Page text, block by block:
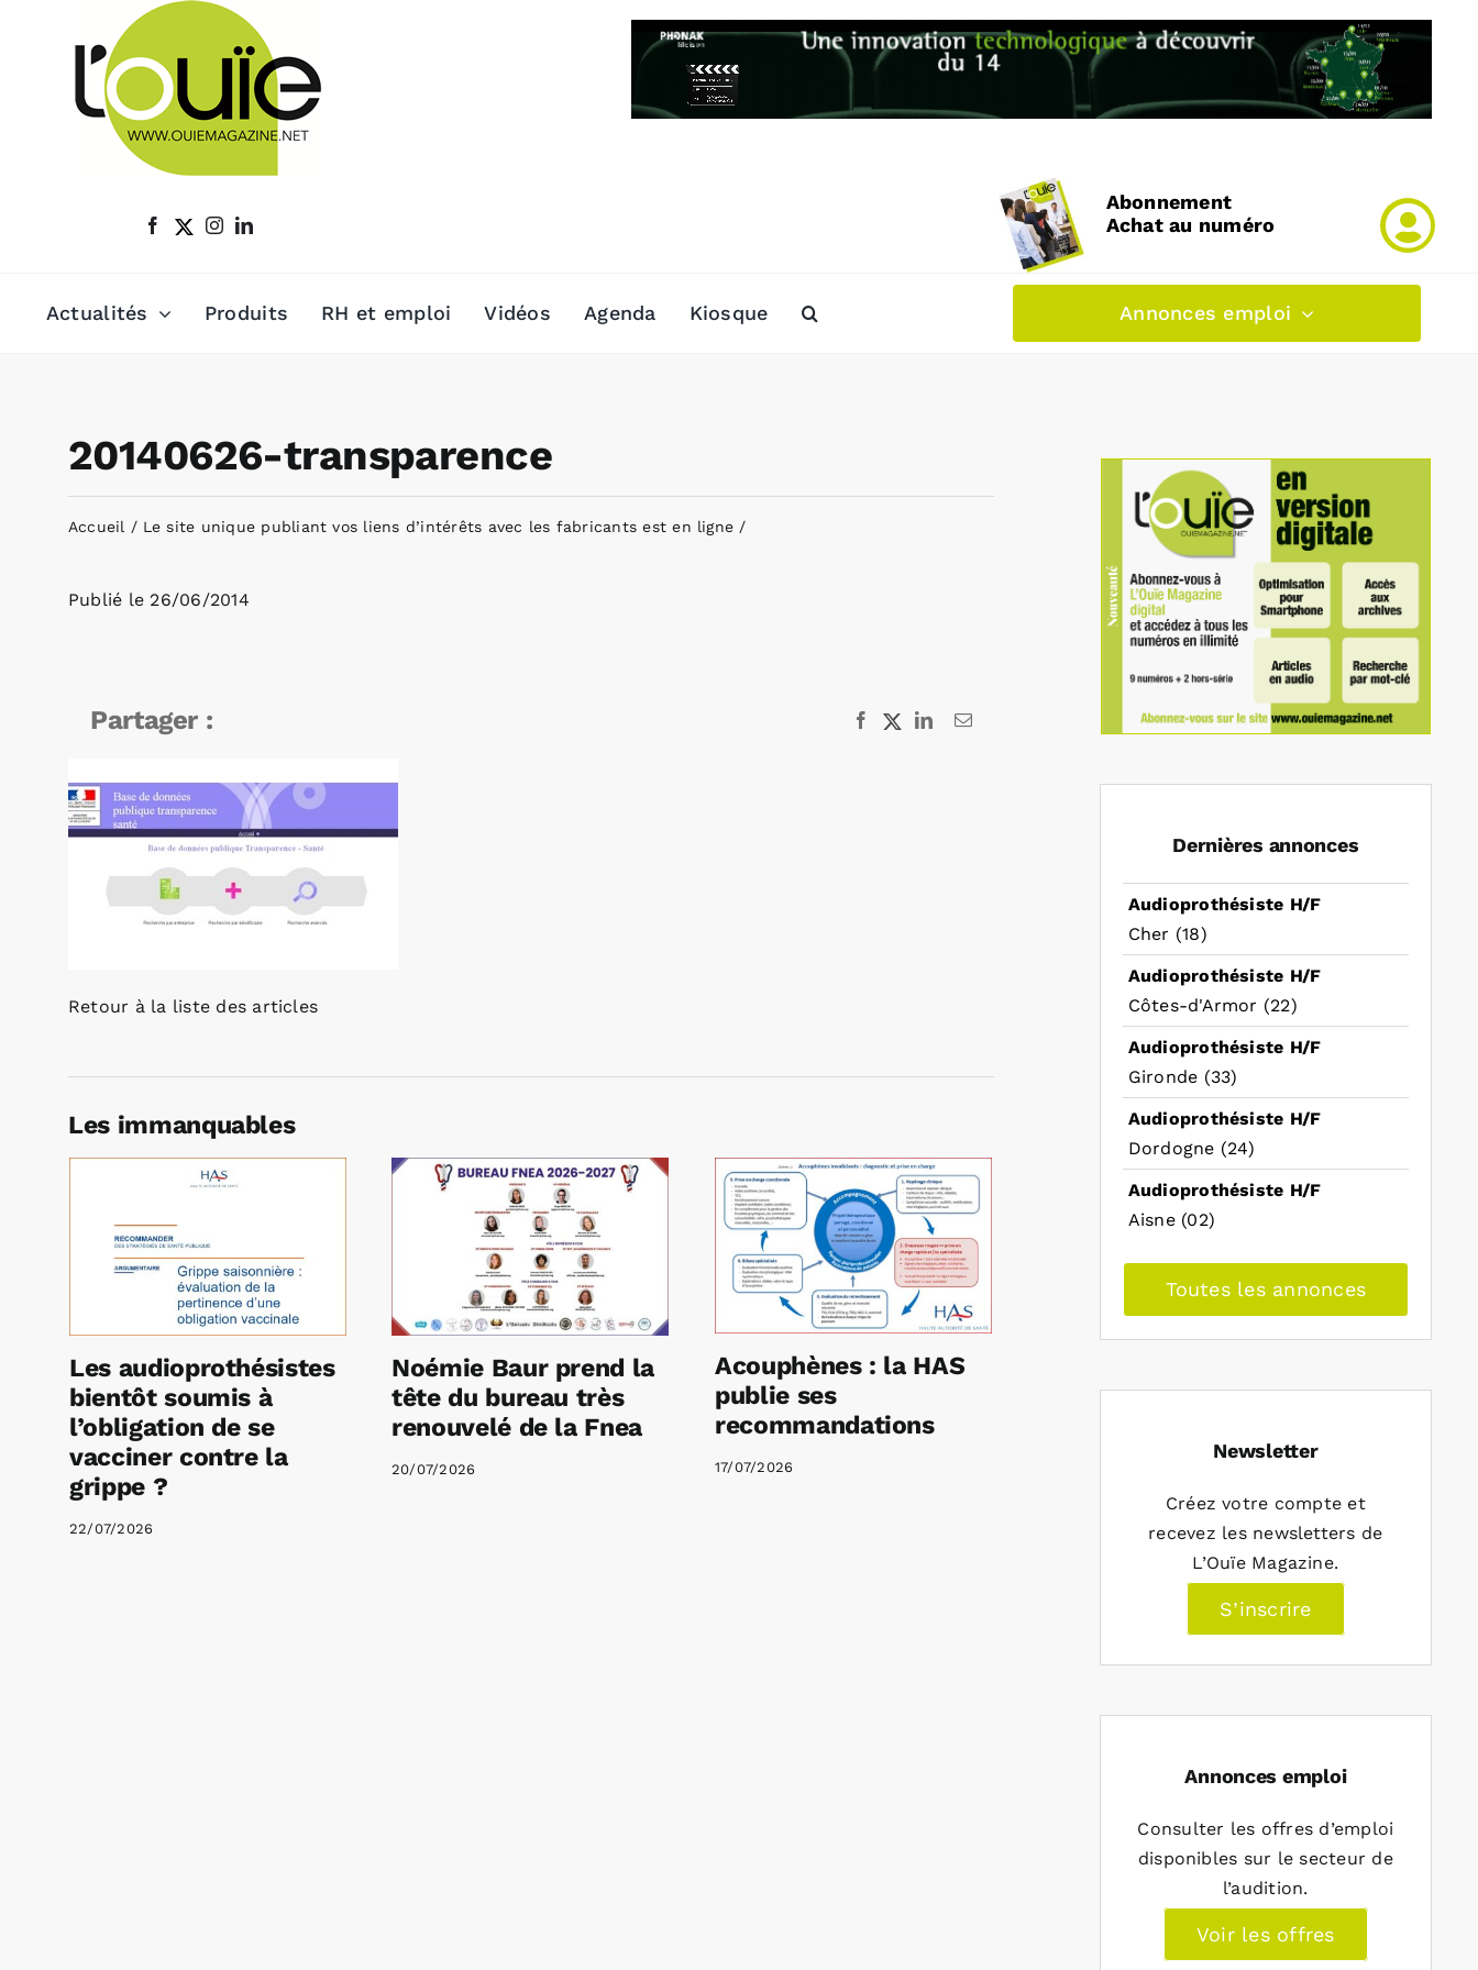
Abonnement
Achat au numéro
Actualités Produits RH et emploi Vidéos Agenda Kiosque Annonces emploi
20140626-transparence
Accueil Le site unique publiant vos liens d’intérêts avec les fabricants est en ligne
Publié le 26/06/2014
Partager : Facebook
X LinkedInEmail
Retour à la liste des articles
Les immanquables
Les audioprothésistes
bientôt soumis à
l’obligation de se
vacciner contre la
grippe ?
22/07/2026
Noémie Baur prend la
tête du bureau très
renouvelé de la Fnea
20/07/2026
Acouphènes : la HAS
publie ses
recommandations
17/07/2026
Dernières annonces
Audioprothésiste H/F
Cher (18)
Audioprothésiste H/F
Côtes-d'Armor (22)
Audioprothésiste H/F
Gironde (33)
Audioprothésiste H/F
Dordogne (24)
Audioprothésiste H/F
Aisne (02)
Toutes les annonces
Newsletter
Créez votre compte et
recevez les newsletters de
L’Ouïe Magazine.
S’inscrire
Annonces emploi
Consulter les offres d’emploi
disponibles sur le secteur de
l’audition.
Voir les offres